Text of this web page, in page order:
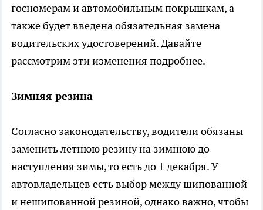
госномерам и автомобильным покрышкам, а
также будет введена обязательная замена
водительских удостоверений. Давайте
рассмотрим эти изменения подробнее.
Зимняя резина
Согласно законодательству, водители обязаны
заменить летнюю резину на зимнюю до
наступления зимы, то есть до 1 декабря. У
автовладельцев есть выбор между шипованной
и нешипованной резиной, однако важно, чтобы